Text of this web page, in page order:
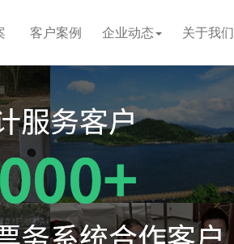
客户案例 企业动态 关于我们